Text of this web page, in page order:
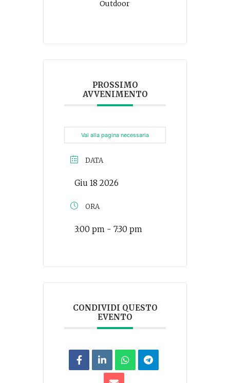
Outdoor
PROSSIMO
AVVENIMENTO
Vai alla pagina necessaria
DATA
Giu 18 2026
ORA
3:00 pm - 7:30 pm
CONDIVIDI QUESTO
EVENTO